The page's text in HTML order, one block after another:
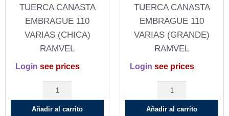
TUERCA CANASTA
EMBRAGUE 110
VARIAS (CHICA)
RAMVEL
Login see prices
Añadir al carrito
TUERCA CANASTA
EMBRAGUE 110
VARIAS (GRANDE)
RAMVEL
Login see prices
Añadir al carrito